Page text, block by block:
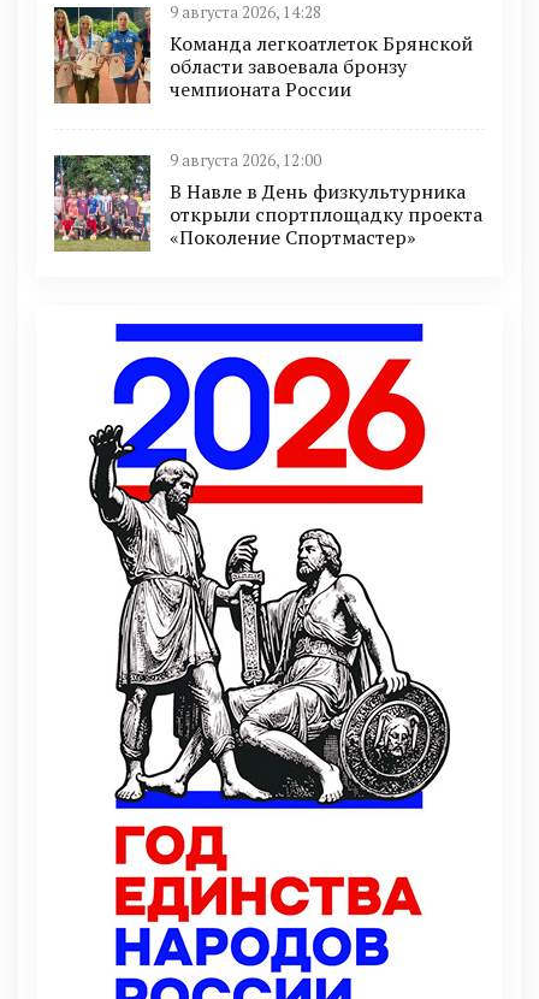
9 августа 2026, 14:28
Команда легкоатлеток Брянской
области завоевала бронзу
чемпионата России
9 августа 2026, 12:00
В Навле в День физкультурника
открыли спортплощадку проекта
«Поколение Спортмастер»